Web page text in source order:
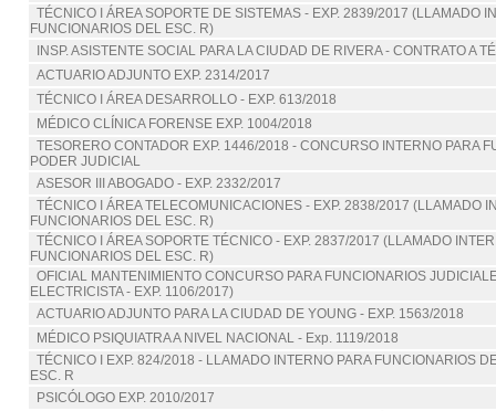
TÉCNICO I ÁREA SOPORTE DE SISTEMAS - EXP. 2839/2017 (LLAMADO
FUNCIONARIOS DEL ESC. R)
INSP. ASISTENTE SOCIAL PARA LA CIUDAD DE RIVERA - CONTRATO A
ACTUARIO ADJUNTO EXP. 2314/2017
TÉCNICO I ÁREA DESARROLLO - EXP. 613/2018
MÉDICO CLÍNICA FORENSE EXP. 1004/2018
TESORERO CONTADOR EXP. 1446/2018 - CONCURSO INTERNO PARA
PODER JUDICIAL
ASESOR III ABOGADO - EXP. 2332/2017
TÉCNICO I ÁREA TELECOMUNICACIONES - EXP. 2838/2017 (LLAMADO
FUNCIONARIOS DEL ESC. R)
TÉCNICO I ÁREA SOPORTE TÉCNICO - EXP. 2837/2017 (LLAMADO
FUNCIONARIOS DEL ESC. R)
OFICIAL MANTENIMIENTO CONCURSO PARA FUNCIONARIOS
ELECTRICISTA - EXP. 1106/2017)
ACTUARIO ADJUNTO PARA LA CIUDAD DE YOUNG - EXP. 1563/2018
MÉDICO PSIQUIATRA A NIVEL NACIONAL - Exp. 1119/2018
TÉCNICO I EXP. 824/2018 - LLAMADO INTERNO PARA FUNCIONARIOS
ESC. R
PSICÓLOGO EXP. 2010/2017